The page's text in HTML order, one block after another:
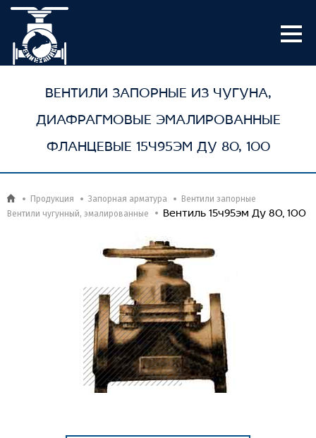
ВЕНТИЛИ ЗАПОРНЫЕ ИЗ ЧУГУНА,
ДИАФРАГМОВЫЕ ЭМАЛИРОВАННЫЕ
ФЛАНЦЕВЫЕ 15Ч95ЭМ ДУ 80, 100
Продукция Запорная арматура
Вентили запорные
Вентили чугунный, эмалированные
Вентиль 15ч95эм Ду 80, 100